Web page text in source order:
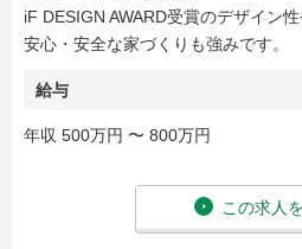
iF DESIGN AWARD受賞のデザイン
安心・安全な家づくりも強みです。
給与
年収 500万円 〜 800万円
この求人